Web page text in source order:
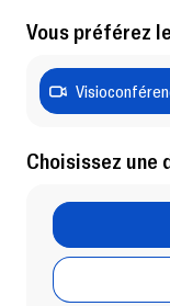
Vous préférez
Choisissez une